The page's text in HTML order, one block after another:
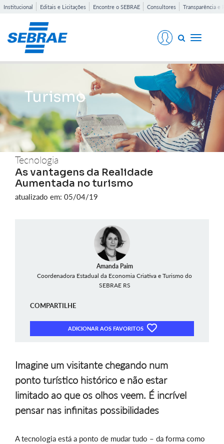
Institucional Editais e Licitações Encontre o SEBRAE Consultores Transparência e
Toggle
Turismo
Tecnologia
As vantagens da Realidade
Aumentada no turismo
atualizado em: 05/04/19
Amanda Paim
Coordenadora Estadual da Economia Criativa e Turismo do
SEBRAE RS
COMPARTILHE
ADICIONAR AOS FAVORITOS
Imagine um visitante chegando num
ponto turístico histórico e não estar
limitado ao que os olhos veem. É incrível
pensar nas infinitas possibilidades
A tecnologia está a ponto de mudar tudo – da forma como